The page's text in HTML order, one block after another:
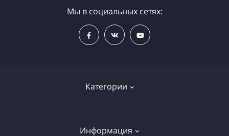
Категории
Информация
Мы в социальных сетях: